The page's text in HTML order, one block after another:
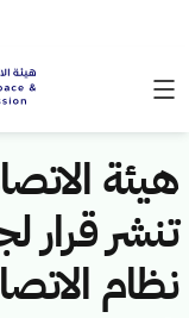
هيئة
تنشر قرار
نظام